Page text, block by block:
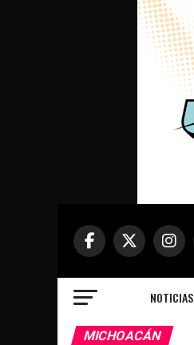
NOTICIAS
MICHOACÁN